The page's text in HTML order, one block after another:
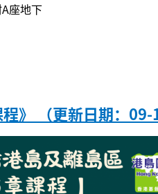
座地下
》 （更新日期：09-